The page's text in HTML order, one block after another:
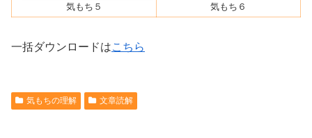
気もち５ 気もち６
一括ダウンロードはこちら
気もちの理解 文章読解